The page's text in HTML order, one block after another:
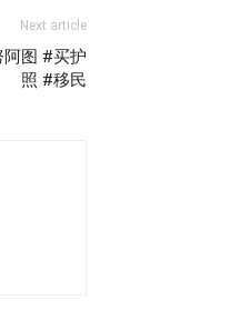
Next article
图 #买护
照 #移民